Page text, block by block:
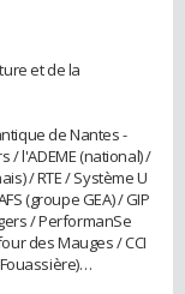
et de la
de Nantes -
/ l'ADEME (national) /
/ RTE / Système U
(groupe GEA) / GIP
/ PerformanSe
des Mauges / CCI